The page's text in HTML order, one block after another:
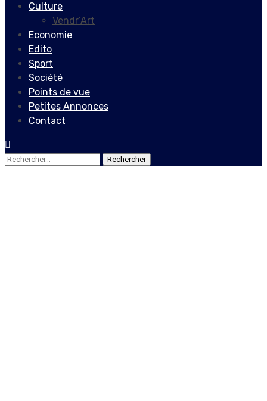
Culture
Vendr’Art
Economie
Edito
Sport
Société
Points de vue
Petites Annonces
Contact
Rechercher :